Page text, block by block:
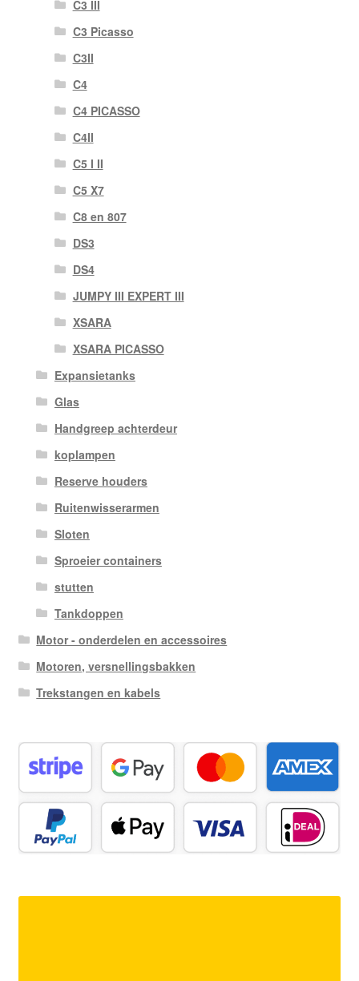
C3 III
C3 Picasso
C3II
C4
C4 PICASSO
C4II
C5 I II
C5 X7
C8 en 807
DS3
DS4
JUMPY III EXPERT III
XSARA
XSARA PICASSO
Expansietanks
Glas
Handgreep achterdeur
koplampen
Reserve houders
Ruitenwisserarmen
Sloten
Sproeier containers
stutten
Tankdoppen
Motor - onderdelen en accessoires
Motoren, versnellingsbakken
Trekstangen en kabels